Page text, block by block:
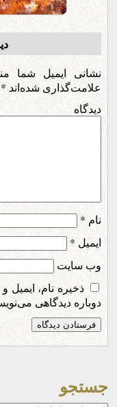
نشانی ایمیل شما
علامت‌گذاری شده‌اند *
نام *
ایمیل *
وب‌ سایت
ذخیره نام،
دوباره دیدگاهی
جستجو